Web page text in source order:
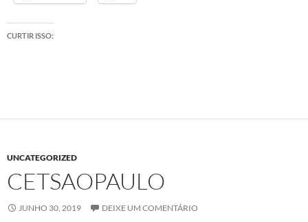
CURTIR ISSO:
UNCATEGORIZED
CETSAOPAULO
JUNHO 30, 2019 DEIXE UM COMENTÁRIO